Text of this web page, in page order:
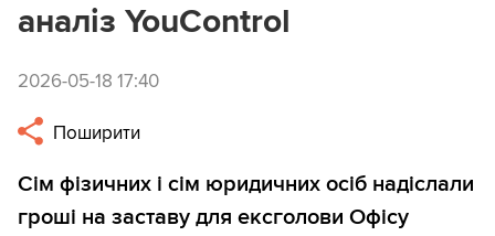
аналіз YouControl
2026-05-18 17:40
Поширити
Сім фізичних і сім юридичних осіб надіслали
гроші на заставу для ексголови Офісу